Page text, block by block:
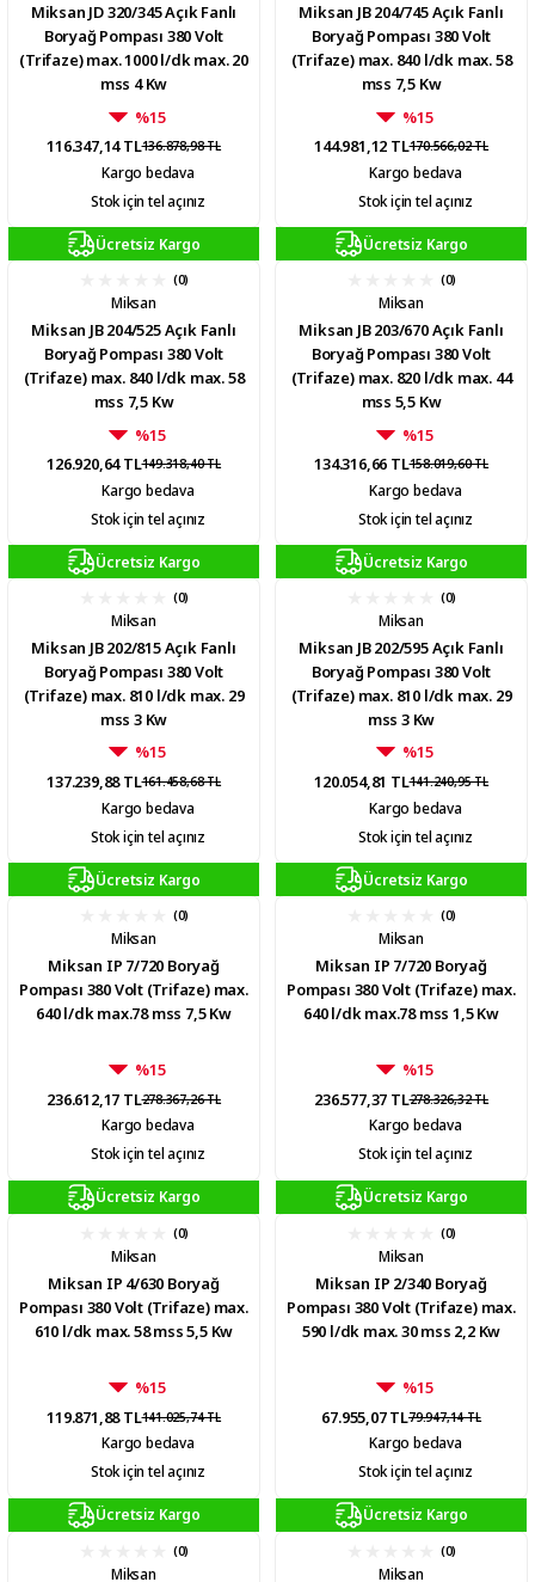
Miksan JD 320/345 Açık Fanlı
Boryağ Pompası 380 Volt
(Trifaze) max. 1000 l/dk max. 20
mss 4 Kw
%15
116.347,14 TL136.878,98 TL
Kargo bedava
Stok için tel açınız
Miksan JB 204/745 Açık Fanlı
Boryağ Pompası 380 Volt
(Trifaze) max. 840 l/dk max. 58
mss 7,5 Kw
%15
144.981,12 TL170.566,02 TL
Kargo bedava
Stok için tel açınız
Ücretsiz Kargo
(0)
Miksan
Miksan JB 204/525 Açık Fanlı
Boryağ Pompası 380 Volt
(Trifaze) max. 840 l/dk max. 58
mss 7,5 Kw
%15
126.920,64 TL149.318,40 TL
Kargo bedava
Stok için tel açınız
Ücretsiz Kargo
(0)
Miksan
Miksan JB 203/670 Açık Fanlı
Boryağ Pompası 380 Volt
(Trifaze) max. 820 l/dk max. 44
mss 5,5 Kw
%15
134.316,66 TL158.019,60 TL
Kargo bedava
Stok için tel açınız
Ücretsiz Kargo
(0)
Miksan
Miksan JB 202/815 Açık Fanlı
Boryağ Pompası 380 Volt
(Trifaze) max. 810 l/dk max. 29
mss 3 Kw
%15
137.239,88 TL161.458,68 TL
Kargo bedava
Stok için tel açınız
Ücretsiz Kargo
(0)
Miksan
Miksan JB 202/595 Açık Fanlı
Boryağ Pompası 380 Volt
(Trifaze) max. 810 l/dk max. 29
mss 3 Kw
%15
120.054,81 TL141.240,95 TL
Kargo bedava
Stok için tel açınız
Ücretsiz Kargo
(0)
Miksan
Miksan IP 7/720 Boryağ
Pompası 380 Volt (Trifaze) max.
640 l/dk max.78 mss 7,5 Kw
%15
236.612,17 TL278.367,26 TL
Kargo bedava
Stok için tel açınız
Ücretsiz Kargo
(0)
Miksan
Miksan IP 7/720 Boryağ
Pompası 380 Volt (Trifaze) max.
640 l/dk max.78 mss 1,5 Kw
%15
236.577,37 TL278.326,32 TL
Kargo bedava
Stok için tel açınız
Ücretsiz Kargo
(0)
Miksan
Miksan IP 4/630 Boryağ
Pompası 380 Volt (Trifaze) max.
610 l/dk max. 58 mss 5,5 Kw
%15
119.871,88 TL141.025,74 TL
Kargo bedava
Stok için tel açınız
Ücretsiz Kargo
(0)
Miksan
Miksan IP 2/340 Boryağ
Pompası 380 Volt (Trifaze) max.
590 l/dk max. 30 mss 2,2 Kw
%15
67.955,07 TL79.947,14 TL
Kargo bedava
Stok için tel açınız
Ücretsiz Kargo
(0)
Miksan
Ücretsiz Kargo
(0)
Miksan